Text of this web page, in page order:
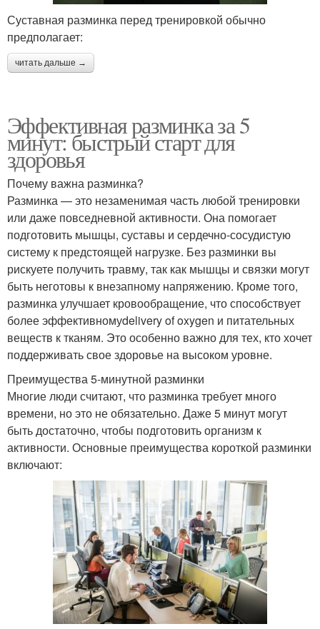
Суставная разминка перед тренировкой обычно
предполагает:
читать дальше →
Эффективная разминка за 5
минут: быстрый старт для
здоровья
Почему важна разминка?
Разминка — это незаменимая часть любой тренировки
или даже повседневной активности. Она помогает
подготовить мышцы, суставы и сердечно-сосудистую
систему к предстоящей нагрузке. Без разминки вы
рискуете получить травму, так как мышцы и связки могут
быть неготовы к внезапному напряжению. Кроме того,
разминка улучшает кровообращение, что способствует
более эффективномуdelivery of oxygen и питательных
веществ к тканям. Это особенно важно для тех, кто хочет
поддерживать свое здоровье на высоком уровне.
Преимущества 5-минутной разминки
Многие люди считают, что разминка требует много
времени, но это не обязательно. Даже 5 минут могут
быть достаточно, чтобы подготовить организм к
активности. Основные преимущества короткой разминки
включают: